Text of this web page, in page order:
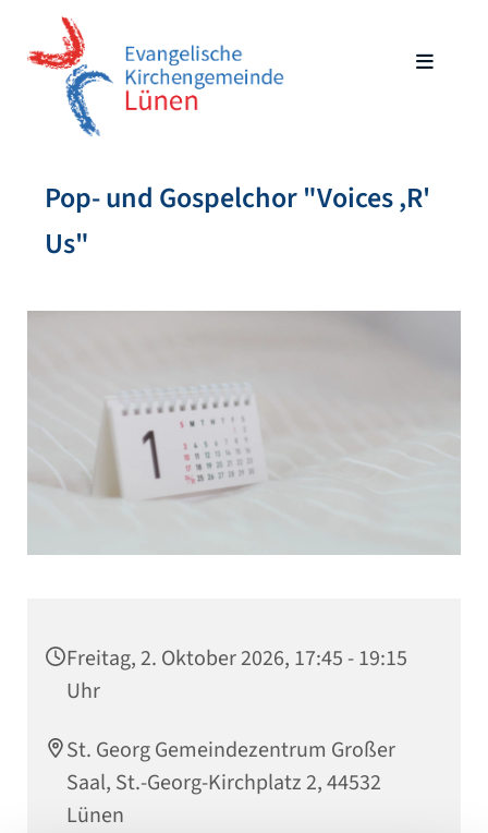
Pop- und Gospelchor "Voices ,R'
Us"
Freitag, 2. Oktober 2026, 17:45 - 19:15
Uhr
St. Georg Gemeindezentrum Großer
Saal, St.-Georg-Kirchplatz 2, 44532
Lünen